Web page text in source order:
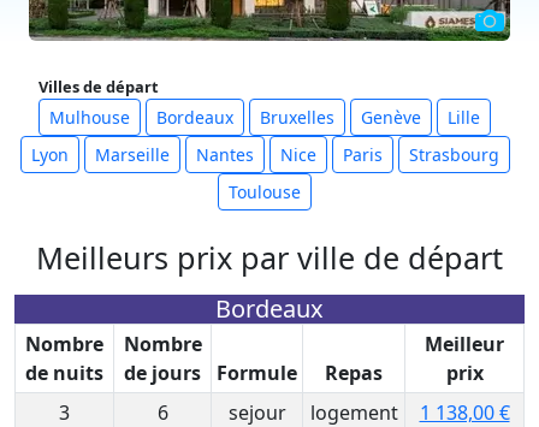
Villes de départ
Mulhouse Bordeaux Bruxelles Genève
Lille
Lyon
Marseille Nantes Nice Paris
Strasbourg
Toulouse
Meilleurs prix par ville de départ
Bordeaux
Nombre
de nuits
Nombre
de jours
Formule Repas
Meilleur
prix
3
6 sejour
logement
1 138,00 €